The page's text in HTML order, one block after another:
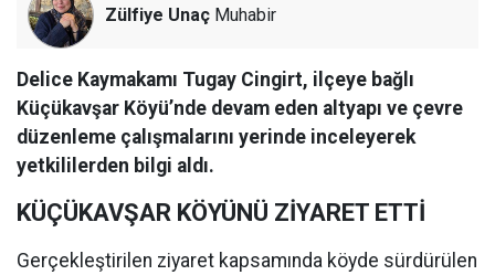
Zülfiye Unaç Muhabir
Delice Kaymakamı Tugay Cingirt, ilçeye bağlı
Küçükavşar Köyü’nde devam eden altyapı ve çevre
düzenleme çalışmalarını yerinde inceleyerek
yetkililerden bilgi aldı.
KÜÇÜKAVŞAR KÖYÜNÜ ZİYARET ETTİ
Gerçekleştirilen ziyaret kapsamında köyde sürdürülen